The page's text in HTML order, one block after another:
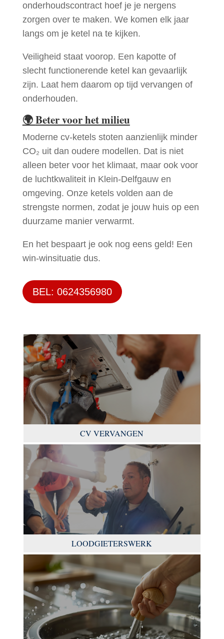
onderhoudscontract hoef je je nergens
zorgen over te maken. We komen elk jaar
langs om je ketel na te kijken.
Veiligheid staat voorop. Een kapotte of
slecht functionerende ketel kan gevaarlijk
zijn. Laat hem daarom op tijd vervangen of
onderhouden.
🌍Beter voor het milieu
Moderne cv-ketels stoten aanzienlijk minder
CO₂ uit dan oudere modellen. Dat is niet
alleen beter voor het klimaat, maar ook voor
de luchtkwaliteit in Klein-Delfgauw en
omgeving. Onze ketels volden aan de
strengste normen, zodat je jouw huis op een
duurzame manier verwarmt.
En het bespaart je ook nog eens geld! Een
win-winsituatie dus.
BEL: 0624356980
CV VERVANGEN
LOODGIETERSWERK